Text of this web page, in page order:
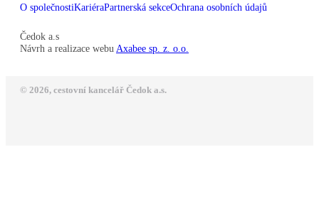
O společnostiKariéraPartnerská sekceOchrana osobních údajů
Čedok a.s
Návrh a realizace webu Axabee sp. z. o.o.
© 2026, cestovní kancelář Čedok a.s.